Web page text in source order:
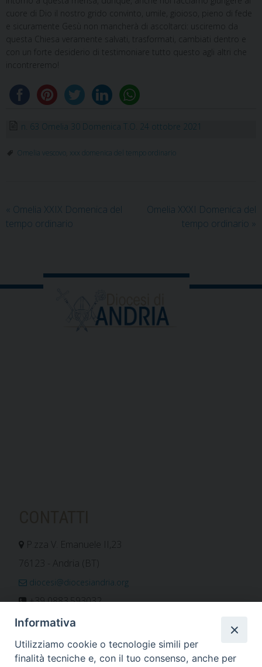
cuore di Dio il nostro grido convinto, umile, gioioso, pieno di fede
e sicuramente Gesù non mancherà di ascoltarci: usciremo da
questa Chiesa veramente salvati, trasformati, cambiati dentro e
con un forte desiderio di testimoniare tutto questo agli altri che
incontreremo!
n. 63 Omelia 30 Domenica T.O. 24 ottobre 2021
Omelia vescovo xxx domenica del tempo ordinario
« Omelia XXIX Domenica del
tempo ordinario
Omelia XXXI Domenica del
tempo ordinario »
P.zza V. Emanuele II,23
76123 - Andria (BT)
diocesi@diocesiandria.org
+39 0883.593032
+39 0883.592596
ORARIO E CALENDARI
Informativa
Utilizziamo cookie o tecnologie simili per
finalità tecniche e, con il tuo consenso, anche per